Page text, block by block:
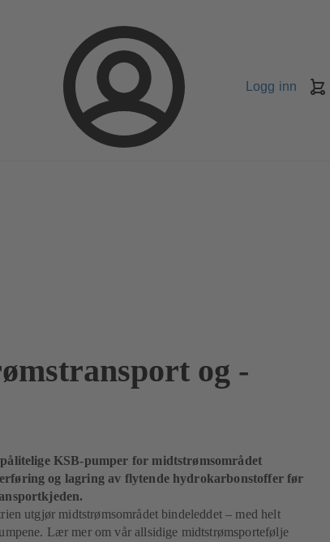
Logg inn
og -
KSB-pumper for midtstrømsområdet
og lagring av flytende hydrokarbonstoffer før
utgjør midtstrømsområdet bindeleddet – med helt
Lær mer om vår allsidige midtstrømsportefølje